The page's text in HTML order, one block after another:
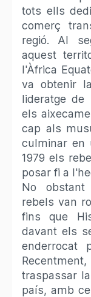
tots ells
comerç
regió. Al
aquest
l'Àfrica
va obtenir
lideratge de
els
cap als
culminar en
1979 els
posar fi a
No
rebels van
fins que
davant els
enderrocat
traspassar
país, amb